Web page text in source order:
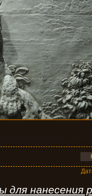
для нанесения